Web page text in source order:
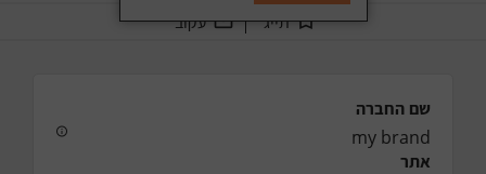
תייג עקוב
שם החברה
my brand
אתר